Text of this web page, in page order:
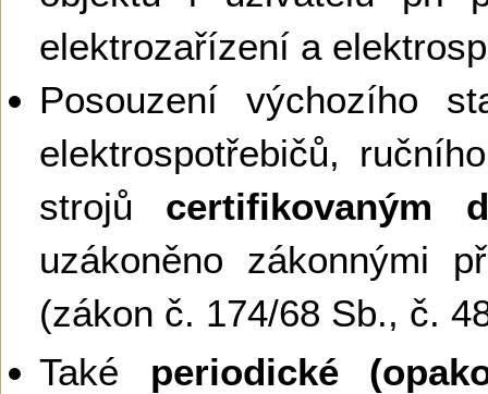
elektrozařízení a
Posouzení výchozího
elektrospotřebičů,
strojů certifikovaným
uzákoněno zákonnými
(zákon č. 174/68 Sb., č.
Také periodické